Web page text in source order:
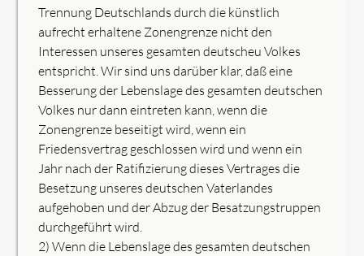
Trennung Deutschlands durch die künstlich
aufrecht erhaltene Zonengrenze nicht den
Interessen unseres gesamten deutscheu Volkes
entspricht. Wir sind uns darüber klar, daß eine
Besserung der Lebenslage des gesamten deutschen
Volkes nur dann eintreten kann, wenn die
Zonengrenze beseitigt wird, wenn ein
Friedensvertrag geschlossen wird und wenn ein
Jahr nach der Ratifizierung dieses Vertrages die
Besetzung unseres deutschen Vaterlandes
aufgehoben und der Abzug der Besatzungstruppen
durchgeführt wird.
2) Wenn die Lebenslage des gesamten deutschen